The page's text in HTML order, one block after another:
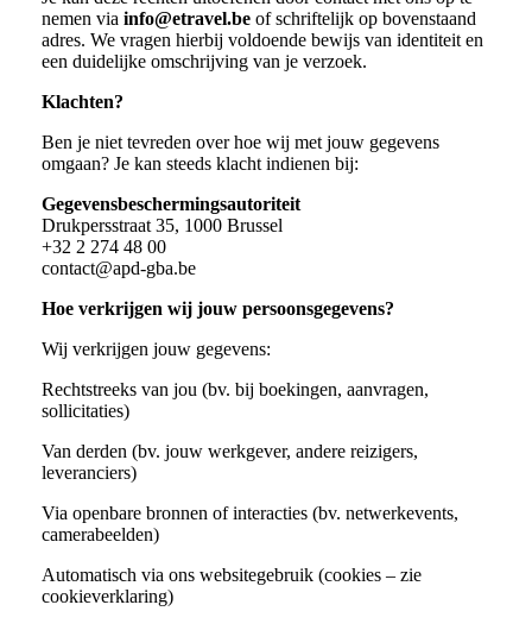
nemen via info@etravel.beof schriftelijk op bovenstaand
adres. We vragen hierbij voldoende bewijs van identiteit en
een duidelijke omschrijving van je verzoek.
Klachten?
Ben je niet tevreden over hoe wij met jouw gegevens
omgaan? Je kan steeds klacht indienen bij:
Gegevensbeschermingsautoriteit
Drukpersstraat 35, 1000 Brussel
+32 2 274 48 00
contact@apd-gba.be
Hoe verkrijgen wij jouw persoonsgegevens?
Wij verkrijgen jouw gegevens:
Rechtstreeks van jou (bv. bij boekingen, aanvragen,
sollicitaties)
Van derden (bv. jouw werkgever, andere reizigers,
leveranciers)
Via openbare bronnen of interacties (bv. netwerkevents,
camerabeelden)
Automatisch via ons websitegebruik (cookies – zie
cookieverklaring)